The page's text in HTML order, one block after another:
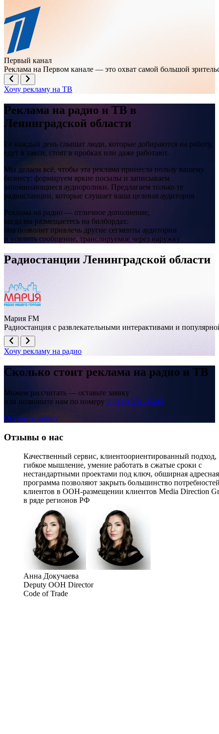
Первый канал
Реклама на Первом канале — это охват самой большой
Хочу рекламу на ТВ
Реклама на радио и ТВ в
Ленинградской области
Её каждый день слышат люди, которые добираются на работу,
едут в такси, стоят в пробках или даже работают.
Мы делаем всё, чтобы эта реклама принесла пользу вашему
бизнесу: формируем яркие посылы и записываем
запоминающиеся аудиоролики. Предлагаем только те
радиостанции, которые слушает ваша целевая аудитория
Реклама на радио — отличное дополнение,
когда вы размещаетесь на билбордах:
она позволит привлечь другие сегменты аудитории
и усилить сообщение, транслируемое через наружку
Радиостанции Ленинградской области
Мария FM
Радиостанция с развлекательными интерактивами и
Хочу рекламу на радио
Сколько стоит реклама на радио и ТВ
Можем рассчитать — оставьте заявку
или позвоните нам по номеру 8 (800) 551-35-03
Оставить заявку
Отзывы о нас
Качественный сервис, клиентоориентированный подход,
гибкое мышление, умение работать в сжатые сроки с
нестандартными проектами под ключ, обширная адресная
программа позволяют закрыть большинство
клиентов в OOH-размещении клиентов Media Direction
в ряде регионов РФ
Анна Докучаева
Deputy OOH Director
Code of Trade